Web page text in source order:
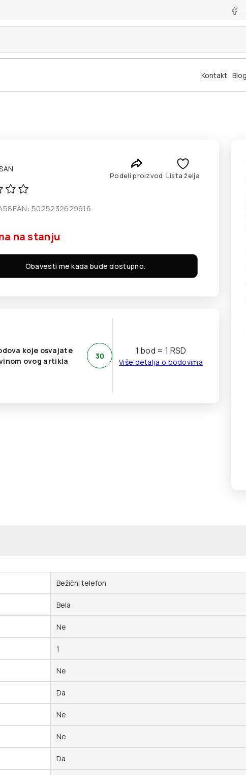
Blog
Kontakt
Podeli proizvod Lista želja
EAN:5025232629916
na stanju
Obavesti me kada bude dostupno.
koje osvajate
ovog artikla
30 1 bod = 1 RSD
Više detalja o bodovima
Bežični telefon
Bela
Ne
1
Ne
Da
Ne
Ne
Da